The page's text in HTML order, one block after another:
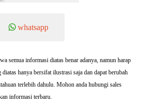
whatsapp
semua informasi diatas benar adanya, namun harap
hanya bersifat ilustrasi saja dan dapat berubah
terlebih dahulu. Mohon anda hubungi sales
informasi terbaru.